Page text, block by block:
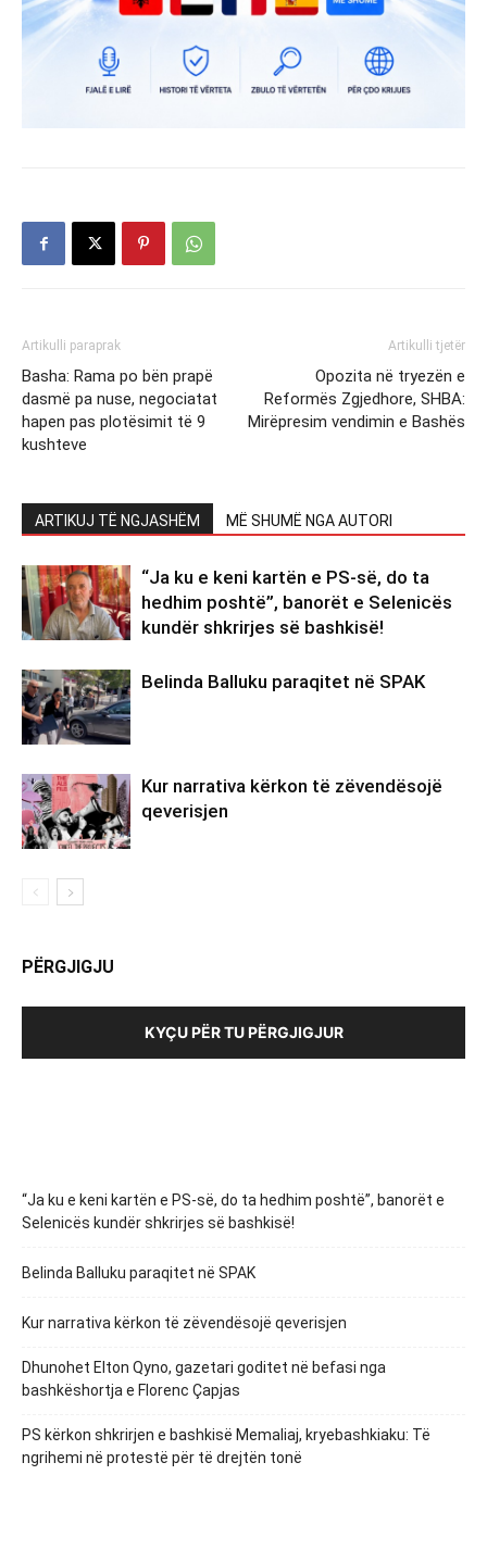
Artikulli paraprak
Basha: Rama po bën prapë
dasmë pa nuse, negociatat
hapen pas plotësimit të 9
kushteve
Artikulli tjetër
Opozita në tryezën e
Reformës Zgjedhore, SHBA:
Mirëpresim vendimin e Bashës
ARTIKUJ TË NGJASHËM MË SHUMË NGA AUTORI
“Ja ku e keni kartën e PS-së, do ta
hedhim poshtë”, banorët e Selenicës
kundër shkrirjes së bashkisë!
Belinda Balluku paraqitet në SPAK
Kur narrativa kërkon të zëvendësojë
qeverisjen
PËRGJIGJU
KYÇU PËR TU PËRGJIGJUR
“Ja ku e keni kartën e PS-së, do ta hedhim poshtë”, banorët e
Selenicës kundër shkrirjes së bashkisë!
Belinda Balluku paraqitet në SPAK
Kur narrativa kërkon të zëvendësojë qeverisjen
Dhunohet Elton Qyno, gazetari goditet në befasi nga
bashkëshortja e Florenc Çapjas
PS kërkon shkrirjen e bashkisë Memaliaj, kryebashkiaku: Të
ngrihemi në protestë për të drejtën tonë